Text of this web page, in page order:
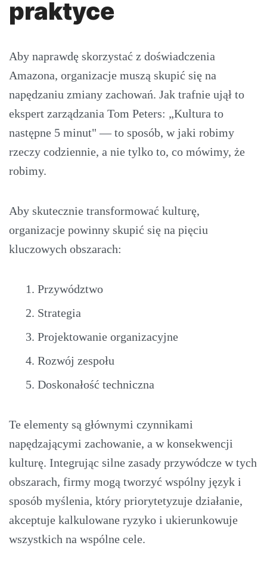
praktyce
Aby naprawdę skorzystać z doświadczenia
Amazona, organizacje muszą skupić się na
napędzaniu zmiany zachowań. Jak trafnie ujął to
ekspert zarządzania Tom Peters: „Kultura to
następne 5 minut" — to sposób, w jaki robimy
rzeczy codziennie, a nie tylko to, co mówimy, że
robimy.
Aby skutecznie transformować kulturę,
organizacje powinny skupić się na pięciu
kluczowych obszarach:
Przywództwo
Strategia
Projektowanie organizacyjne
Rozwój zespołu
Doskonałość techniczna
Te elementy są głównymi czynnikami
napędzającymi zachowanie, a w konsekwencji
kulturę. Integrując silne zasady przywódcze w tych
obszarach, firmy mogą tworzyć wspólny język i
sposób myślenia, który priorytetyzuje działanie,
akceptuje kalkulowane ryzyko i ukierunkowuje
wszystkich na wspólne cele.